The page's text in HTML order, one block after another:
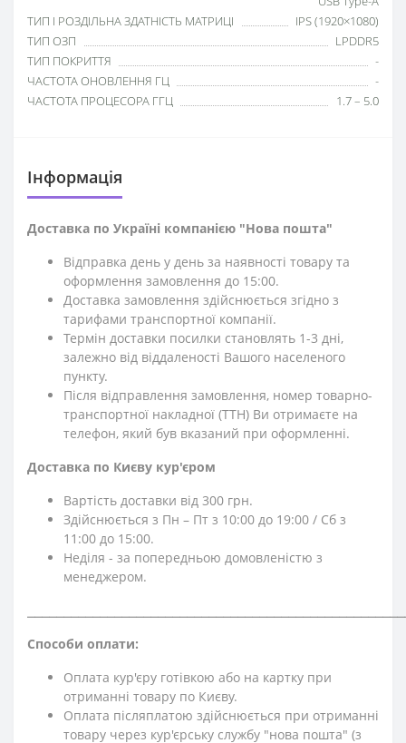
ТИП І РОЗДІЛЬНА ЗДАТНІСТЬ МАТРИЦІ
IPS (1920×1080)
ТИП ОЗП
LPDDR5
ТИП ПОКРИТТЯ
-
ЧАСТОТА ОНОВЛЕННЯ ГЦ
-
ЧАСТОТА ПРОЦЕСОРА ГГЦ
1.7 – 5.0
Iнформація
Доставка по Україні компанією "Нова пошта"
Відправка день у день за наявності товару та
оформлення замовлення до 15:00.
Доставка замовлення здійснюється згідно з
тарифами транспортної компанії.
Термін доставки посилки становлять 1-3 дні,
залежно від віддаленості Вашого населеного
пункту.
Після відправлення замовлення, номер товарно-
транспортної накладної (ТТН) Ви отримаєте на
телефон, який був вказаний при оформленні.
Доставка по Києву кур'єром
Вартість доставки від 300 грн.
Здійснюється з Пн – Пт з 10:00 до 19:00 / Сб з
11:00 до 15:00.
Неділя - за попередньою домовленістю з
менеджером.
Способи оплати:
Оплата кур'єру готівкою або на картку при
отриманні товару по Києву.
Оплата післяплатою здійснюється при отриманні
товару через кур'єрську службу "нова пошта" (з